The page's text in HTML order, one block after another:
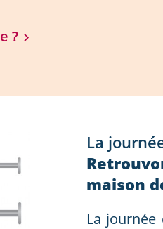
?
La
maison
La